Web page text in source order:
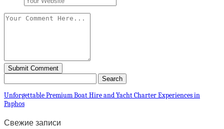
Unforgettable Premium Boat Hire and Yacht Charter Experiences in
Paphos
Свежие записи